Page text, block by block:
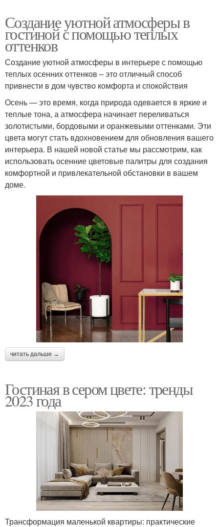
Создание уютной атмосферы в
гостиной с помощью теплых
оттенков
Создание уютной атмосферы в интерьере с помощью
теплых осенних оттенков – это отличный способ
привнести в дом чувство комфорта и спокойствия
Осень — это время, когда природа одевается в яркие и
теплые тона, а атмосфера начинает переливаться
золотистыми, бордовыми и оранжевыми оттенками. Эти
цвета могут стать вдохновением для обновления вашего
интерьера. В нашей новой статье мы рассмотрим, как
использовать осенние цветовые палитры для создания
комфортной и привлекательной обстановки в вашем
доме.
читать дальше →
Гостиная в сером цвете: тренды
2023 года
Трансформация маленькой квартиры: практические